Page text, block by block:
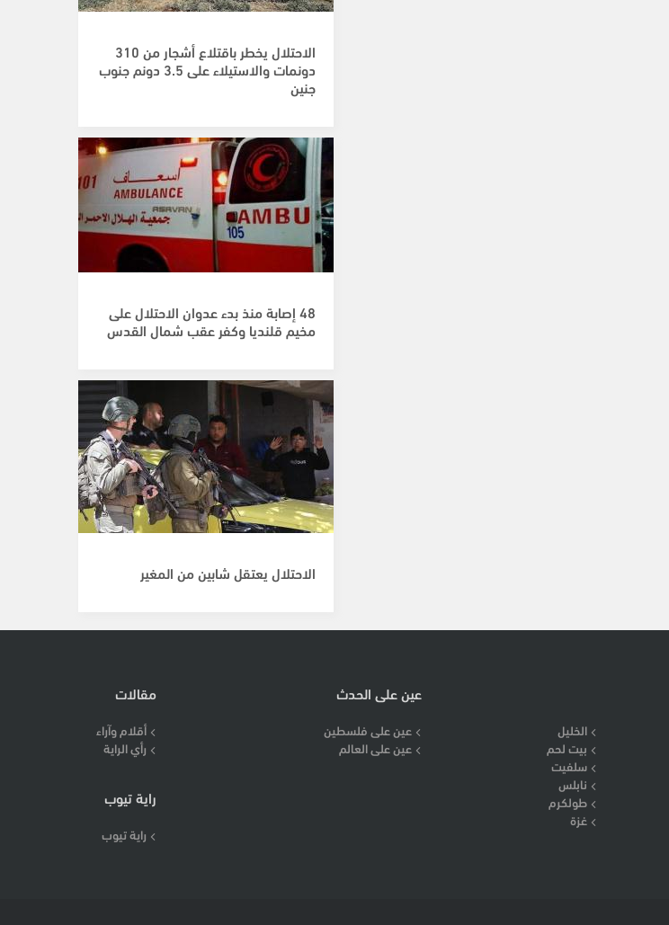
الاحتلال يخطر باقتلاع أشجار من 310
دونمات والاستيلاء على 3.5 دونم جنوب
جنين
48 إصابة منذ بدء عدوان الاحتلال على
مخيم قلنديا وكفر عقب شمال القدس
الاحتلال يعتقل شابين من المغير
الخليل
بيت لحم
سلفيت
نابلس
طولكرم
غزة
عين على الحدث
عين على فلسطين
عين على العالم
مقالات
أقلام وآراء
رأي الراية
راية تيوب
راية تيوب